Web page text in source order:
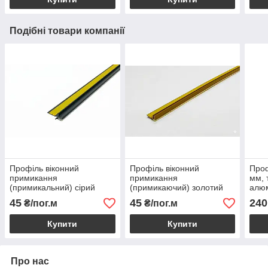
Подібні товари компанії
Профіль віконний
примикання
(примикальний) сірий
графіт із манжетою 6 мм
без сітки
45 ₴/пог.м
Купити
Профіль віконний
примикання
(примикаючий) золотий
дуб із манжетою 6 мм без
сітки
45₴/пог.м
Купити
мм,
240
Про нас